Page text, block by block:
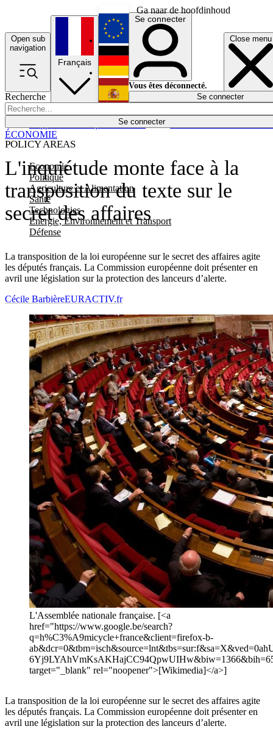
Ga naar de hoofdinhoud
Open sub
navigation
Close menu
Recherche
Se connecter
POLICY AREAS
Economie
Politique
Agriculture et Alimentation
Santé
Technologies
Energie, Environnement et Transport
Défense
Économie
Français
English
Deutsch
Español
Se connecter
Vous êtes déconnecté.
Se connecter
L'inquiétude monte face à la
transposition du texte sur le
secret des affaires
La transposition de la loi européenne sur le secret des affaires agite
les députés français. La Commission européenne doit présenter en
avril une législation sur la protection des lanceurs d’alerte.
ÉCONOMIE
Cécile BarbièreEURACTIV.fr
L'Assemblée nationale française. [<a
href="https://www.google.be/search?
q=h%C3%A9micycle+france&client=firefox-b-
target="_blank" rel="noopener">[Wikimedia]</a>]
La transposition de la loi européenne sur le secret des affaires agite
les députés français. La Commission européenne doit présenter en
avril une législation sur la protection des lanceurs d’alerte.